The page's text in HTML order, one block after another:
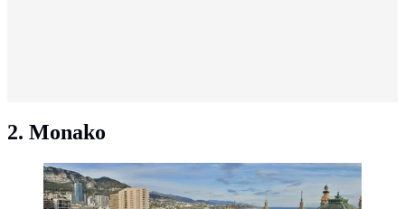
2. Monako